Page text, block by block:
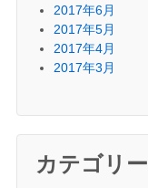
2017年6月
2017年5月
2017年4月
2017年3月
カテゴリー